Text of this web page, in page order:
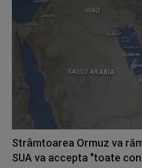
Strâmtoarea Ormuz va
SUA va accepta "toate